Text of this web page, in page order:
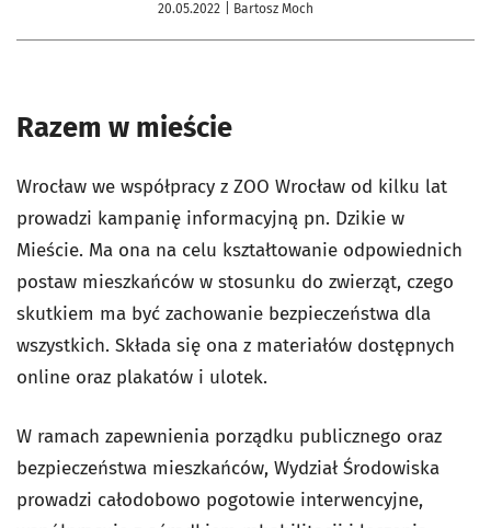
20.05.2022 | Bartosz Moch
Razem w mieście
Wrocław we współpracy z ZOO Wrocław od kilku lat
prowadzi kampanię informacyjną pn. Dzikie w
Mieście. Ma ona na celu kształtowanie odpowiednich
postaw mieszkańców w stosunku do zwierząt, czego
skutkiem ma być zachowanie bezpieczeństwa dla
wszystkich. Składa się ona z materiałów dostępnych
online oraz plakatów i ulotek.
W ramach zapewnienia porządku publicznego oraz
bezpieczeństwa mieszkańców, Wydział Środowiska
prowadzi całodobowo pogotowie interwencyjne,